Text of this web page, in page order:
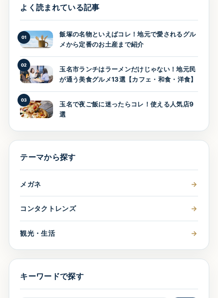
よく読まれている記事
01
飯塚の名物といえばコレ！地元で愛されるグル
メから定番のお土産まで紹介
02
玉名市ランチはラーメンだけじゃない！地元民
が通う美食グルメ13選【カフェ・和食・洋食】
03
玉名で夜ご飯に迷ったらコレ！使える人気店9
選
テーマから探す
メガネ →
コンタクトレンズ →
観光・生活 →
キーワードで探す